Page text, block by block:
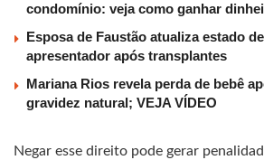
condomínio: veja como ganhar
Esposa de Faustão atualiza estado
apresentador após transplantes
Mariana Rios revela perda de bebê
gravidez natural; VEJA VÍDEO
Negar esse direito pode gerar